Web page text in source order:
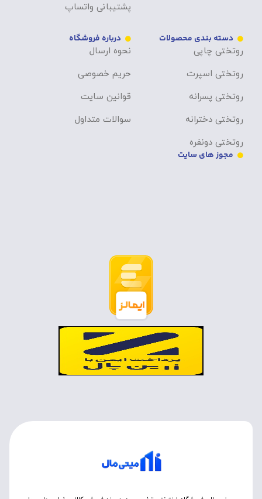
پشتیبانی واتساپ
دسته بندی محصولات
روتختی چاپی
روتختی اسپرت
روتختی پسرانه
روتختی دخترانه
روتختی دونفره
درباره فروشگاه
نحوه ارسال
حریم خصوصی
قوانین سایت
سوالات متداول
مجوز های سایت